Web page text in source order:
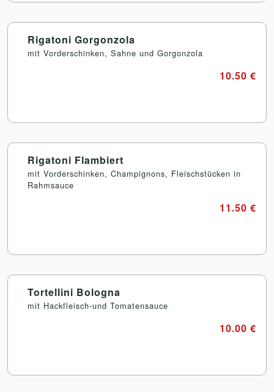
Rigatoni Gorgonzola
mit Vorderschinken, Sahne und Gorgonzola
10.50 €
Rigatoni Flambiert
mit Vorderschinken, Champignons, Fleischstücken in
Rahmsauce
11.50 €
Tortellini Bologna
mit Hackfleisch-und Tomatensauce
10.00 €